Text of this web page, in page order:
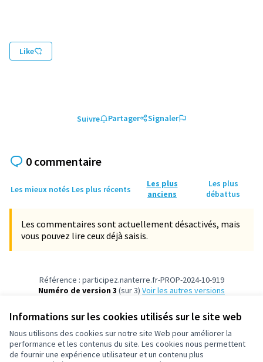
Informations sur les cookies utilisés sur le site web
Nous utilisons des cookies sur notre site Web pour améliorer la
performance et les contenus du site. Les cookies nous permettent
de fournir une expérience utilisateur et un contenu plus
Like
Suivre Partager Signaler
0 commentaire
Les mieux notés Les plus récents
Les plus
anciens
Les plus
débattus
Les commentaires sont actuellement désactivés, mais
vous pouvez lire ceux déjà saisis.
Référence : participez.nanterre.fr-PROP-2024-10-919
Numéro de version 3 (sur 3)
voir les autres versions
Conditions d'utilisation
Paramètres des cookies
participez.nanterre.fr sur X
participez.nanterre.fr sur Facebook
participez.nanterre.fr sur Instagram
participez.nanterre.fr sur YouTube
participez.nanterre.fr sur GitHub